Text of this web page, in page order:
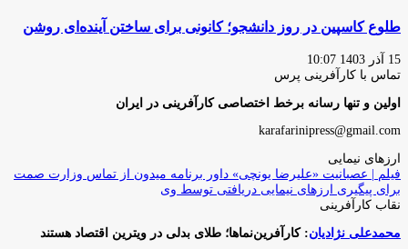
طلوع کاسپین در روز دانشجو؛ کانونی برای ساختن آینده‌ای روشن
15 آذر 1403 10:07
تماس با کارآفرینی پرس
اولین و تنها رسانه برخط اختصاصی کارآفرینی در ایران
karafarinipress@gmail.com
ارزهای نیمایی
فیلم | عصبانیت «علیرضا یونچی» داور برنامه میدون از تماس وزارت صمت
برای پیگیری ارزهای نیمایی دریافتی توسط وی
نقاب کارآفرینی
محمدعلی نژادیان: کارآفرین‌نماها؛ طلای بدلی در ویترین اقتصاد هستند